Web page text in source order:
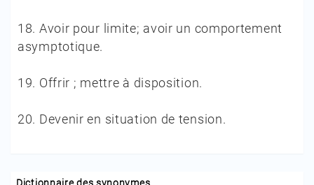
18. Avoir pour limite; avoir un comportement
asymptotique.
19. Offrir ; mettre à disposition.
20. Devenir en situation de tension.
Dictionnaire des synonymes